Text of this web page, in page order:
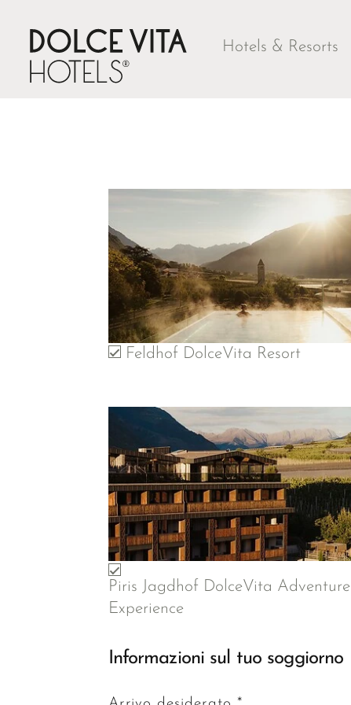
Hotels & Resorts
Feldhof DolceVita Resort
Piris Jagdhof DolceVita Adventure
Experience
Informazioni sul tuo soggiorno